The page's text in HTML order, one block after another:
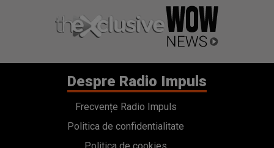
Despre Radio Impuls
Frecvențe Radio Impuls
Politica de confidentialitate